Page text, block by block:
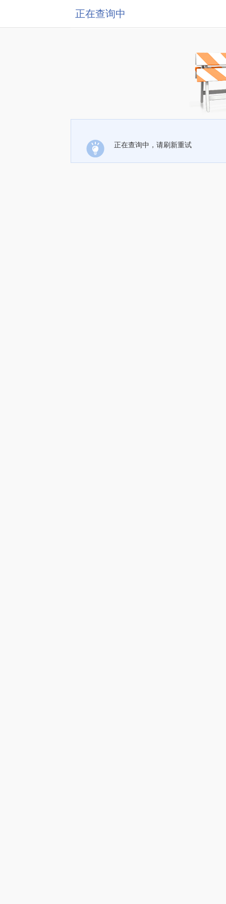
正在查询中
正在查询中，请刷新重试